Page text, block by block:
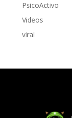
PsicoActivo
Videos
viral